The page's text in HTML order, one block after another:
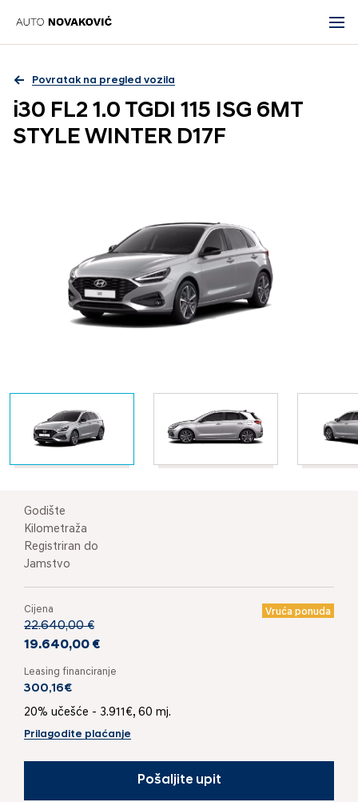
Povratak na pregled vozila
i30 FL2 1.0 TGDI 115 ISG 6MT
STYLE WINTER D17F
Godište
Kilometraža
Registriran do
Jamstvo
Cijena Vruća ponuda
22.640,00 €
19.640,00 €
Leasing financiranje
300,16€
20% učešće - 3.911€, 60 mj.
Prilagodite plaćanje
Pošaljite upit